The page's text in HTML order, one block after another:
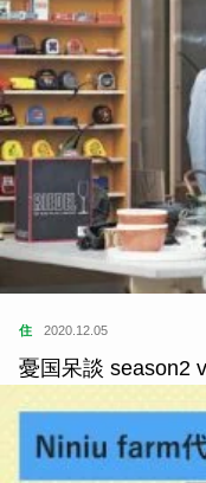
住 2020.12.05
憂国呆談 season2